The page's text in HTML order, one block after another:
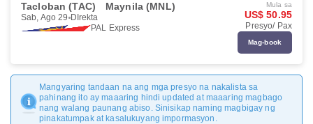
Tacloban (TAC) Maynila (MNL)
Sab, Ago 29 DIrekta
PAL Express
Mula sa
US$ 50.95
Presyo/ Pax
Mag-book
Mangyaring tandaan na ang mga presyo na nakalista sa
pahinang ito ay maaaring hindi updated at maaaring magbago
nang walang paunang abiso. Sinisikap naming magbigay ng
pinakatumpak at kasalukuyang impormasyon.